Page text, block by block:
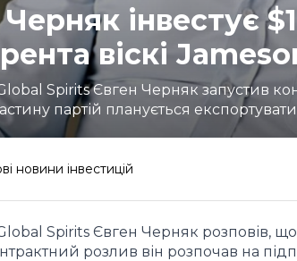
інвестує
віскі
Spirits Євген Черняк запустив
партій планується
новини інвестицій
Spirits Євген Черняк розповів,
розлив він розпочав на